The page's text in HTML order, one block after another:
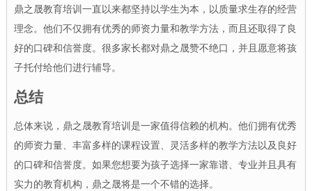
鼎之晟教育培训一直以来都坚持以学生为本，以质量求生存的经营
理念。他们不仅拥有优秀的师资力量和教学方法，而且还取得了良
好的口碑和信誉度。很多家长都对鼎之晟赞不绝口，并且愿意将孩
子托付给他们进行辅导。
总结
总体来说，鼎之晟教育培训是一家值得信赖的机构。他们拥有优秀
的师资力量、丰富多样的课程设置、灵活多样的教学方法以及良好
的口碑和信誉度。如果您想要为孩子选择一家靠谱、专业并且具有
实力的教育机构，鼎之晟将是一个不错的选择。